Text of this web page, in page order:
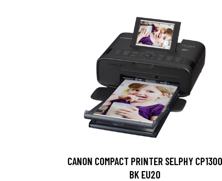
CANON COMPACT PRINTER SELPHY CP1300
BK EU20